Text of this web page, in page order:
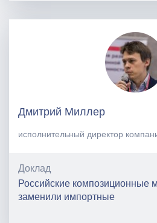
Дмитрий Миллер
исполнительный директор
Доклад
Российские композиционные
заменили импортные